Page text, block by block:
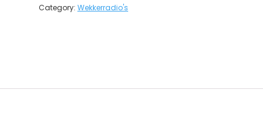
Category: Wekkerradio's